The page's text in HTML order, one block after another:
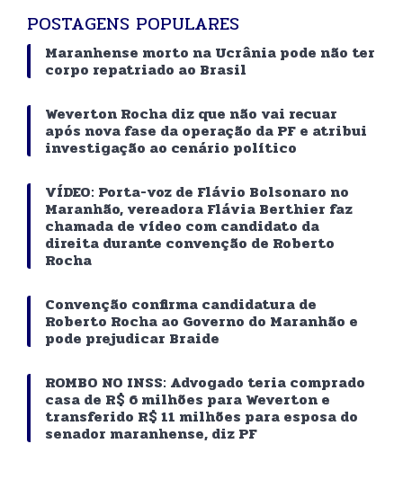
POSTAGENS POPULARES
Maranhense morto na Ucrânia pode não ter
corpo repatriado ao Brasil
Weverton Rocha diz que não vai recuar
após nova fase da operação da PF e atribui
investigação ao cenário político
VÍDEO: Porta-voz de Flávio Bolsonaro no
Maranhão, vereadora Flávia Berthier faz
chamada de vídeo com candidato da
direita durante convenção de Roberto
Rocha
Convenção confirma candidatura de
Roberto Rocha ao Governo do Maranhão e
pode prejudicar Braide
ROMBO NO INSS: Advogado teria comprado
casa de R$ 6 milhões para Weverton e
transferido R$ 11 milhões para esposa do
senador maranhense, diz PF